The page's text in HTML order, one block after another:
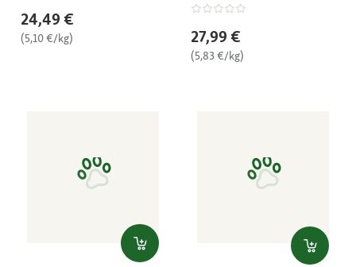
24,49 €
(5,10 €/kg) 27,99 €
(5,83 €/kg)